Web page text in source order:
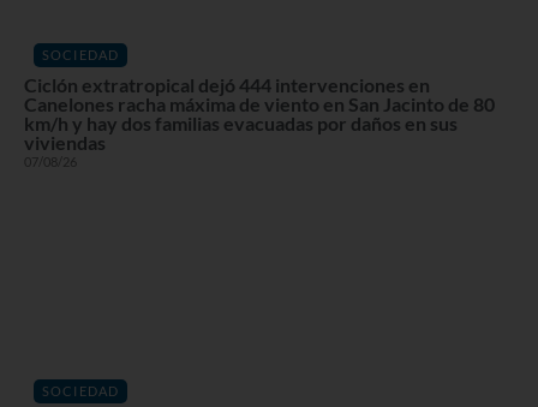
SOCIEDAD
Ciclón extratropical dejó 444 intervenciones en
Canelones racha máxima de viento en San Jacinto de 80
km/h y hay dos familias evacuadas por daños en sus
viviendas
07/08/26
SOCIEDAD